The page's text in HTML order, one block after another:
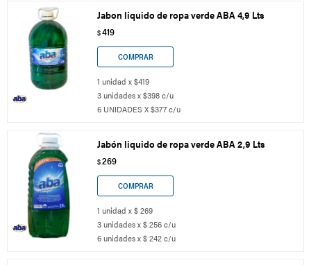
Jabon liquido de ropa verde ABA 4,9 Lts
$419
1 unidad x $419
3 unidades x $398 c/u
6 UNIDADES X $377 c/u
Jabón liquido de ropa verde ABA 2,9 Lts
$269
1 unidad x $ 269
3 unidades x $ 256 c/u
6 unidades x $ 242 c/u